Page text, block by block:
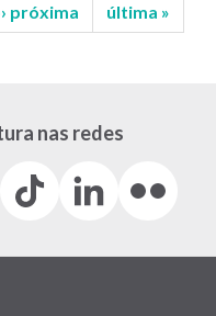
próxima
Última
página
última »
nas redes
Tiktok
(link
em
LinkedIn
(link
em
(link
em